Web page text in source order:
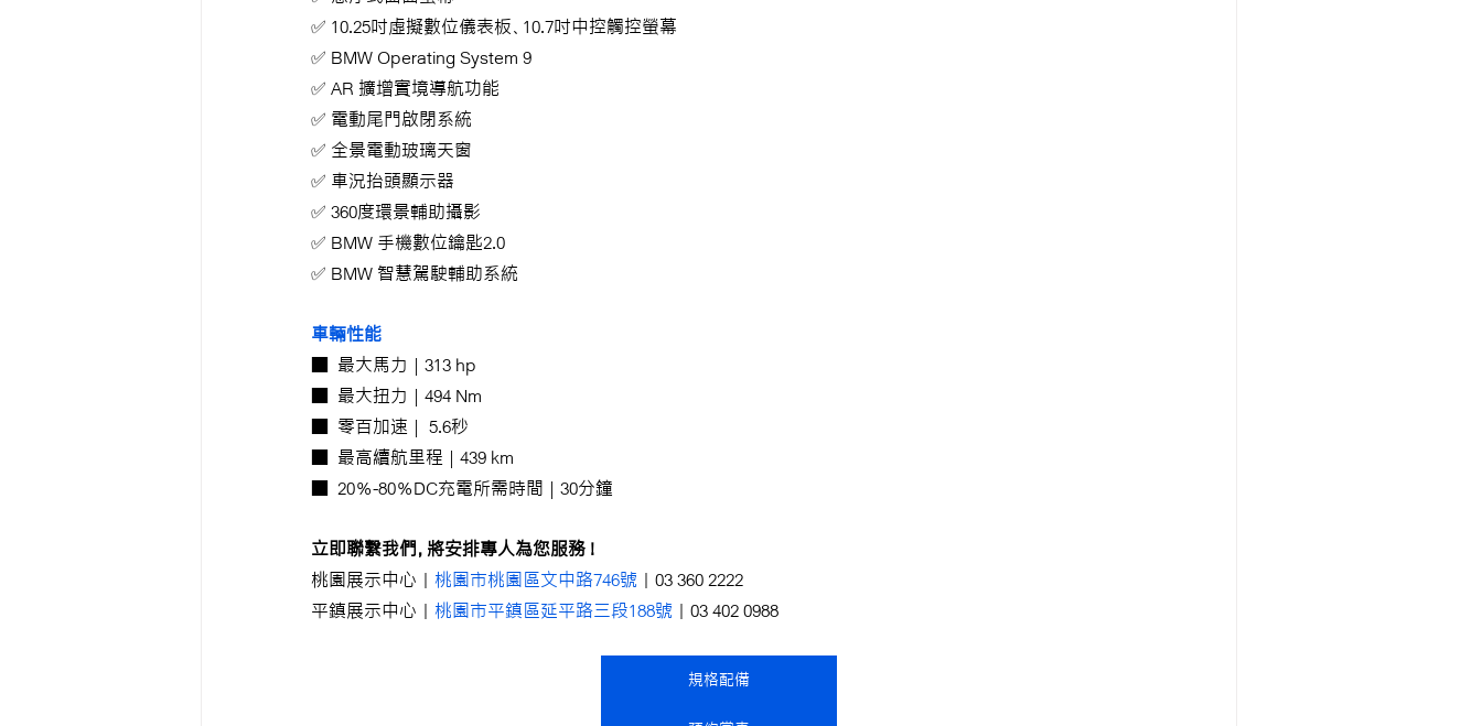
✅ 10.25吋虛擬數位儀表板、10.7吋中控觸控螢幕
✅ BMW Operating System 9
✅ AR 擴增實境導航功能
✅ 電動尾門啟閉系統
✅ 全景電動玻璃天窗
✅ 車況抬頭顯示器
✅ 360度環景輔助攝影
✅ BMW 手機數位鑰匙2.0
✅ BMW 智慧駕駛輔助系統
車輛性能
■  最大馬力 | 313 hp
■  最大扭力 | 494 Nm
■  零百加速 |  5.6秒
■  最高續航里程 | 439 km
■  20％-80％DC充電所需時間 | 30分鐘
立即聯繫我們，將安排專人為您服務 !
桃園展示中心｜ 桃園市桃園區文中路746號 ｜03 360 2222
平鎮展示中心｜ 桃園市平鎮區延平路三段188號 ｜03 402 0988
規格配備